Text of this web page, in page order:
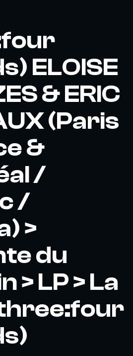
ELOISE
& ERIC
(Paris
&
/
/
>
du
> LP > La